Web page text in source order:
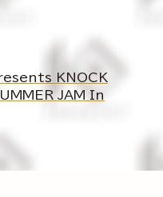
KNOCK
JAM In